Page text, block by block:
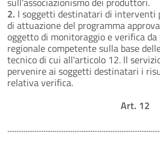
2. I soggetti destinatari di interventi
di attuazione del programma
oggetto di monitoraggio e verifica
regionale competente sulla base
tecnico di cui all'articolo 12. Il
pervenire ai soggetti destinatari i
relativa verifica.
Art. 12